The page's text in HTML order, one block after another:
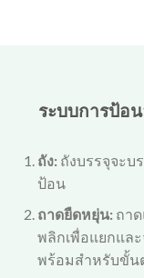
ระบบการป้อ
ถัง:ถังบรรจุจะบ
ป้อน
ถาดยืดหยุ่น:ถาด
พลิกเพื่อแยกแล
พร้อมสำหรับขั้น